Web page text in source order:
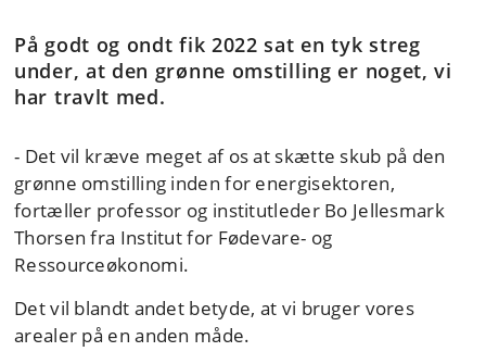
På godt og ondt fik 2022 sat en tyk streg
under, at den grønne omstilling er noget, vi
har travlt med.
- Det vil kræve meget af os at skætte skub på den
grønne omstilling inden for energisektoren,
fortæller professor og institutleder Bo Jellesmark
Thorsen fra Institut for Fødevare- og
Ressourceøkonomi.
Det vil blandt andet betyde, at vi bruger vores
arealer på en anden måde.